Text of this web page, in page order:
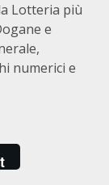
Lotteria più
e
numerici e